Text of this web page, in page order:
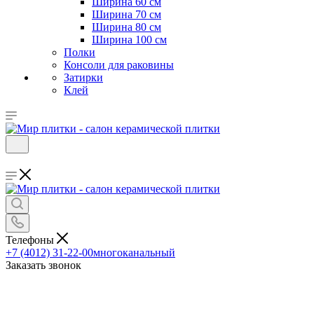
Ширина 70 см
Ширина 80 см
Ширина 100 см
Полки
Консоли для раковины
Затирки
Клей
Телефоны
+7 (4012) 31-22-00многоканальный
Заказать звонок